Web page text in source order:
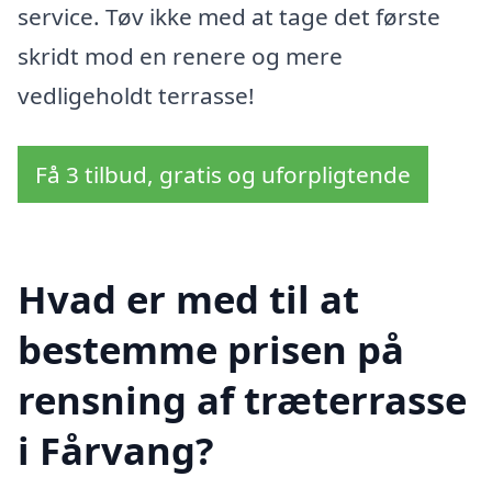
service. Tøv ikke med at tage det første
skridt mod en renere og mere
vedligeholdt terrasse!
Få 3 tilbud, gratis og uforpligtende
Hvad er med til at
bestemme prisen på
rensning af træterrasse
i Fårvang?